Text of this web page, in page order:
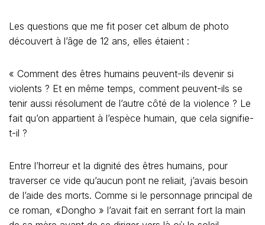
Les questions que me fit poser cet album de photo
découvert à l’âge de 12 ans, elles étaient :
« Comment des êtres humains peuvent-ils devenir si
violents ? Et en même temps, comment peuvent-ils se
tenir aussi résolument de l’autre côté de la violence ? Le
fait qu’on appartient à l’espèce humain, que cela signifie-
t-il ?
Entre l’horreur et la dignité des êtres humains, pour
traverser ce vide qu’aucun pont ne reliait, j’avais besoin
de l’aide des morts. Comme si le personnage principal de
ce roman, «Dongho » l’avait fait en serrant fort la main